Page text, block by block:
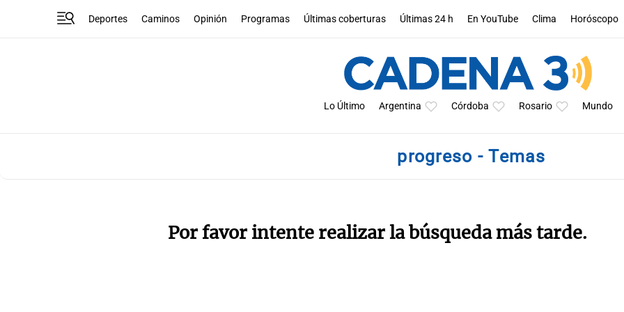
Deportes Caminos Opinión Programas Últimas coberturas Últimas 24 h En YouTube Clima Horóscopo
Lo Último Argentina Córdoba Rosario Mundo
progreso - Temas
Por favor intente realizar la búsqueda más tarde.